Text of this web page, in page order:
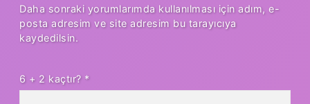
Daha sonraki yorumlarımda kullanılması için adım, e-
posta adresim ve site adresim bu tarayıcıya
kaydedilsin.
6 + 2 kaçtır? *